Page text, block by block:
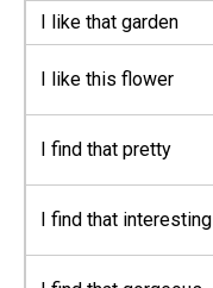
I like that garden
I like this flower
I find that pretty
I find that interesting